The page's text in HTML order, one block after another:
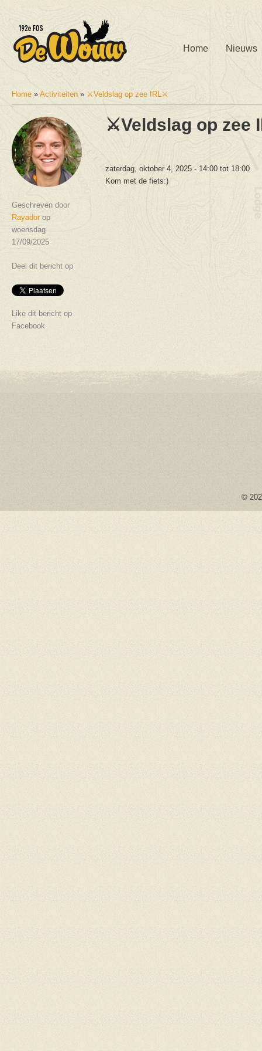
Home Nieuws
U bent hier
Home » Activiteiten » ⚔️Veldslag op zee IRL⚔️
Geschreven door
Rayadorop
woensdag
17/09/2025
Deel dit bericht op
Like dit bericht op
Facebook
⚔️Veldslag op zee
zaterdag, oktober 4, 2025 - 14:00 tot 18:00
Kom met de fiets:)
©